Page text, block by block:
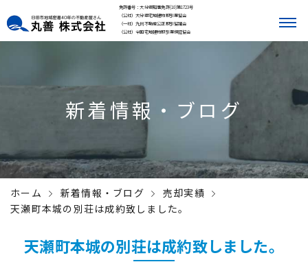
免許番号：大分県知事免許(10)第1723号
（公社）大分県宅地建物取引業協会
（一社）九州不動産公正取引協議会
（公社）全国宅地建物取引業保証協会
新着情報・ブログ
ホーム 新着情報・ブログ
売却実績
天瀬町本城の別荘は成約致しました。
天瀬町本城の別荘は成約致しました。